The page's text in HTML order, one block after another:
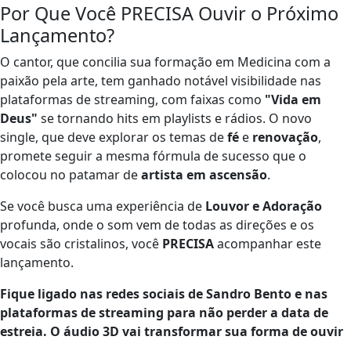
Por Que Você PRECISA Ouvir o Próximo
Lançamento?
O cantor, que concilia sua formação em Medicina com a
paixão pela arte, tem ganhado notável visibilidade nas
plataformas de streaming, com faixas como "Vida em
Deus" se tornando hits em playlists e rádios. O novo
single, que deve explorar os temas defé e renovação,
promete seguir a mesma fórmula de sucesso que o
colocou no patamar deartista em ascensão.
Se você busca uma experiência de Louvor e Adoração
profunda, onde o som vem de todas as direções e os
vocais são cristalinos, você PRECISAacompanhar este
lançamento.
Fique ligado nas redes sociais de Sandro Bento e nas
plataformas de streaming para não perder a data de
estreia. O áudio 3D vai transformar sua forma de ouvir